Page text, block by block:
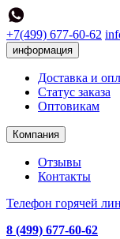
+7(499) 677-60-62
информация
Доставка и
Статус заказа
Оптовикам
Компания
Отзывы
Контакты
Телефон горячей
8 (499) 677-60-62